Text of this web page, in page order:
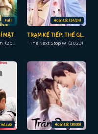
Full
MẬT
The Secret Kingdom (2017)
Hoàn tất (24/24)
TRẠM KẾ TIẾP: THẾ GIỚI CỦA ANH
The Next Stop W (2023)
Hoàn tất (36/36)